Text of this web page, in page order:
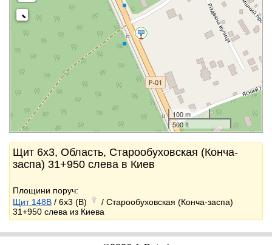
100 m
500 ft
Щит 6x3, Область, Старообуховская (Конча-
заспа) 31+950 слева в Киев
Площини поруч:
Щит 148B / 6x3 (B)
/ Старообуховская (Конча-заспа)
31+950 слева из Киева